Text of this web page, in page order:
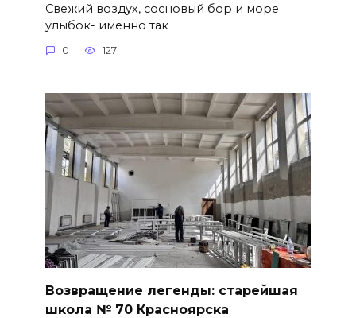
Свежий воздух, сосновый бор и море
улыбок- именно так
0 127
Возвращение легенды: старейшая
школа № 70 Красноярска